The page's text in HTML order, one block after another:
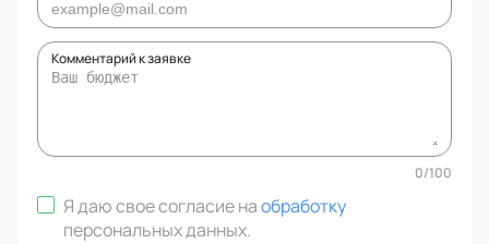
Комментарий к заявке
0/100
Я даю свое согласие наобработку
персональных данных.